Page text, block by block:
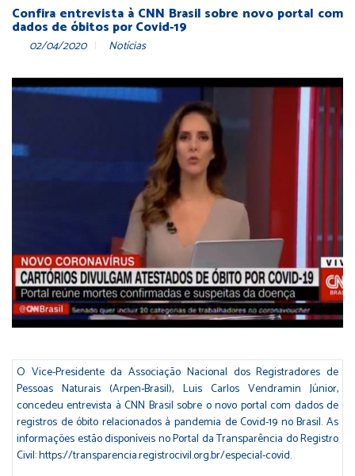
Confira entrevista à CNN Brasil sobre novo portal com
dados de óbitos por Covid-19
02/04/2020 Notícias
O Vice-Presidente da Associação Nacional dos Registradores de
Pessoas Naturais (Arpen-Brasil), Luis Carlos Vendramin Júnior,
concedeu entrevista à CNN Brasil sobre o novo portal com dados de
registros de óbito relacionados à pandemia de Covid-19 no Brasil. As
informações estão disponíveis no Portal da Transparência do Registro
Civil:https://transparencia.registrocivil.org.br/especial-covid.